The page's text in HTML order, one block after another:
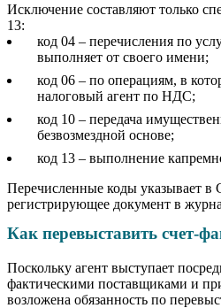
Исключение составляют только
13:
код 04 – перечисления по
выполняет от своего имени;
код 06 – по операциям, в
налоговый агент по НДС;
код 10 – передача
безвозмездной основе;
код 13 – выполнение
Перечисленные коды указывает
регистрирующее документ в
Как перевыставить счет-
Поскольку агент выступает
фактическими поставщиками и
возложена обязанность по